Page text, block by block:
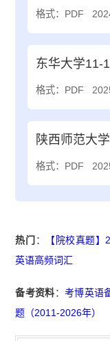
格式：PDF
东华大学11-
格式：PDF
陕西师范大
格式：PDF
热门 ： 【院校真题
英语高频词汇
备考资料：考博英语
题（2011-2026年）